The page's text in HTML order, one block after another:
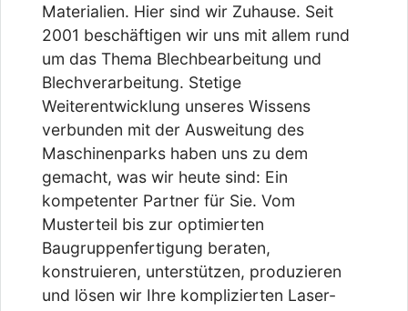
Materialien. Hier sind wir Zuhause. Seit
2001 beschäftigen wir uns mit allem rund
um das Thema Blechbearbeitung und
Blechverarbeitung. Stetige
Weiterentwicklung unseres Wissens
verbunden mit der Ausweitung des
Maschinenparks haben uns zu dem
gemacht, was wir heute sind: Ein
kompetenter Partner für Sie. Vom
Musterteil bis zur optimierten
Baugruppenfertigung beraten,
konstruieren, unterstützen, produzieren
und lösen wir Ihre komplizierten Laser-